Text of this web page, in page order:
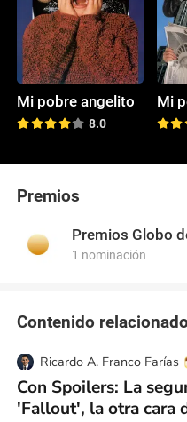
Mi pobre angelito
8.0
Premios
Premios Globo
1 nominación
Contenido relacionado
Ricardo A. Franco Farías
Con Spoilers: La
'Fallout', la otra cara